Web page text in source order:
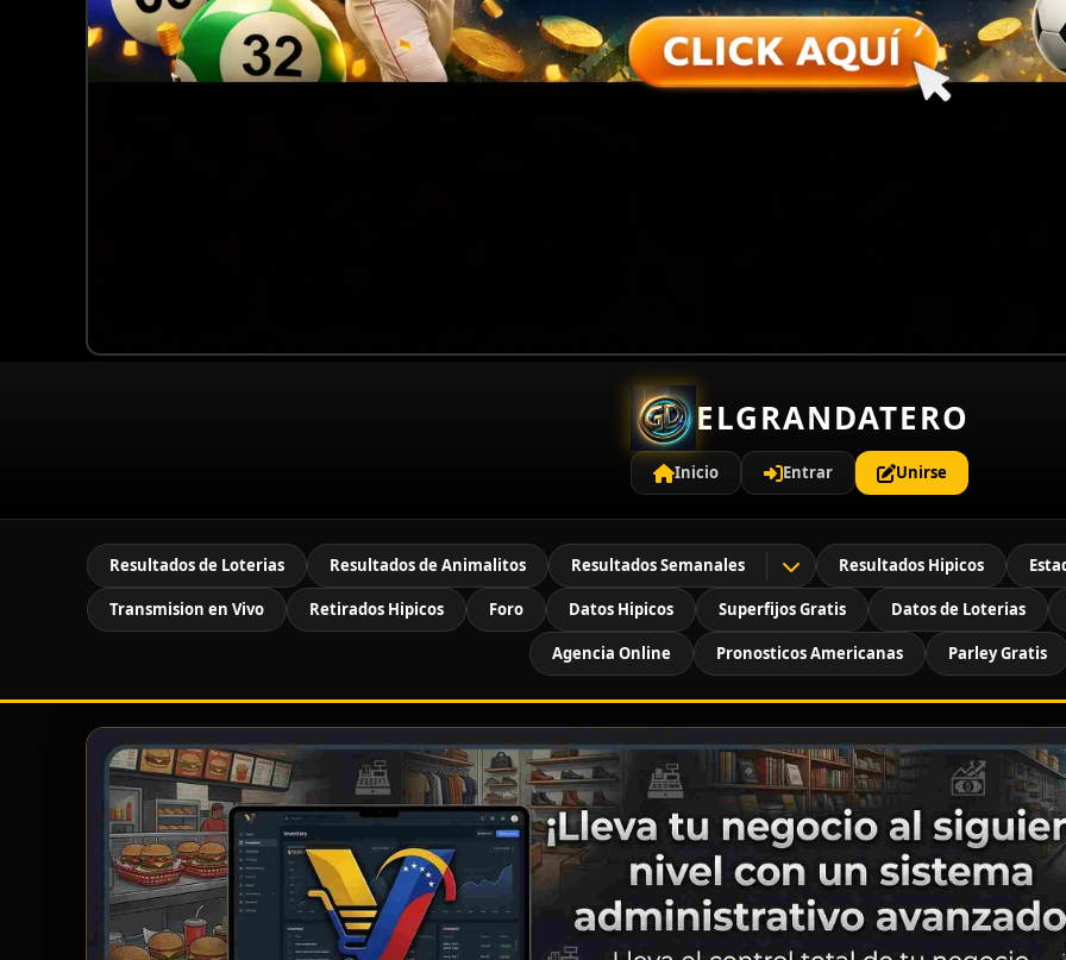
ELGRANDATERO
Inicio Entrar Unirse
Resultados de Loterias Resultados de Animalitos Resultados Semanales Resultados Hipicos
Transmision en Vivo Retirados Hipicos Foro Datos Hipicos Superfijos Gratis Datos de Loterias
Agencia Online Pronosticos Americanas Parley Gratis